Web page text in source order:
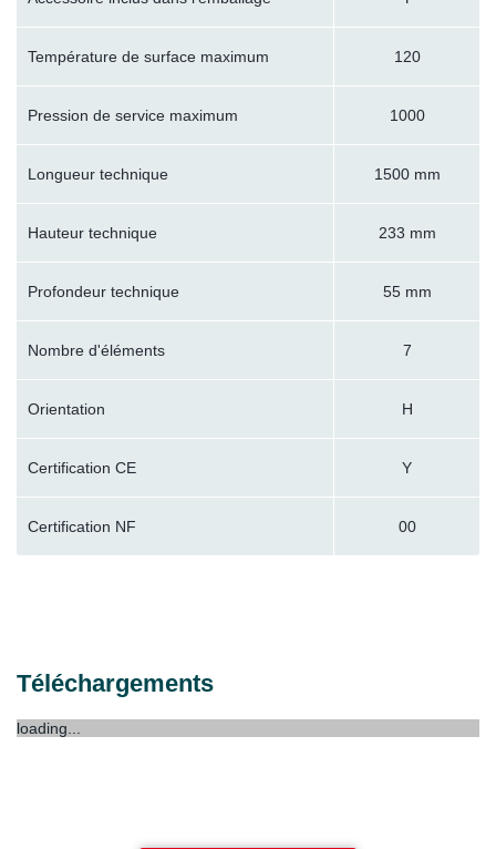
Température de surface maximum 120
Pression de service maximum 1000
Longueur technique 1500 mm
Hauteur technique 233 mm
Profondeur technique 55 mm
Nombre d'éléments 7
Orientation H
Certification CE Y
Certification NF 00
Téléchargements
loading...